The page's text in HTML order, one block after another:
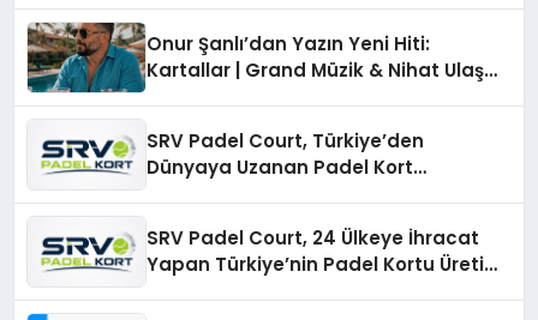
Onur Şanlı’dan Yazın Yeni Hiti:
Kartallar | Grand Müzik & Nihat Ulaş
SRV Padel Court, Türkiye’den
Dünyaya Uzanan Padel Kort
SRV Padel Court, 24 Ülkeye İhracat
Yapan Türkiye’nin Padel Kortu Üretim